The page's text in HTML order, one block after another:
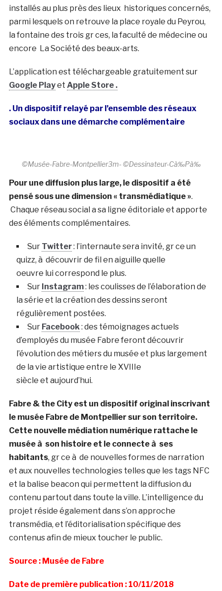
installés au plus près des lieux historiques concernés,
parmi lesquels on retrouve la place royale du Peyrou,
la fontaine des trois gr ces, la faculté de médecine ou
encore La Société des beaux-arts.
L’application est téléchargeable gratuitement sur
Google Playet Apple Store .
. Un dispositif relayé par l’ensemble des réseaux
sociaux dans une démarche complémentaire
©Musée-Fabre-Montpellier3m- ©Dessinateur-Cà‰Pà‰
Pour une diffusion plus large, le dispositif a été
pensé sous une dimension « transmédiatique ».
Chaque réseau social a sa ligne éditoriale et apporte
des éléments complémentaires.
Sur Twitter: l’internaute sera invité, gr ce un
quizz, à découvrir de fil en aiguille quelle
oeuvre lui correspond le plus.
Sur Instagram: les coulisses de l’élaboration de
la série et la création des dessins seront
régulièrement postées.
Sur Facebook : des témoignages actuels
d’employés du musée Fabre feront découvrir
l’évolution des métiers du musée et plus largement
de la vie artistique entre le XVIIIe
siècle et aujourd’hui.
Fabre & the City est un dispositif original inscrivant
le musée Fabre de Montpellier sur son territoire.
Cette nouvelle médiation numérique rattache le
musée à son histoire et le connecte à ses
habitants, gr ce à de nouvelles formes de narration
et aux nouvelles technologies telles que les tags NFC
et la balise beacon qui permettent la diffusion du
contenu partout dans toute la ville. L’intelligence du
projet réside également dans s’on approche
transmédia, et l’éditorialisation spécifique des
contenus afin de mieux toucher le public.
Source : Musée de Fabre
Date de première publication : 10/11/2018